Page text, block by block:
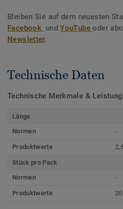
Bleiben Sie auf dem neuesten
Facebook undYouTubeoder
Newsletter.
Technische Daten
Technische Merkmale &
Länge
Normen
-
Produktwerte
Stück pro Pack
Normen
-
Produktwerte 20